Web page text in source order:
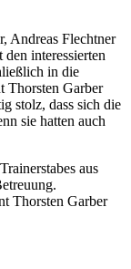
Andreas Flechtner
den interessierten
in die
Thorsten Garber
stolz, dass sich die
sie hatten auch
Trainerstabes aus
Thorsten Garber